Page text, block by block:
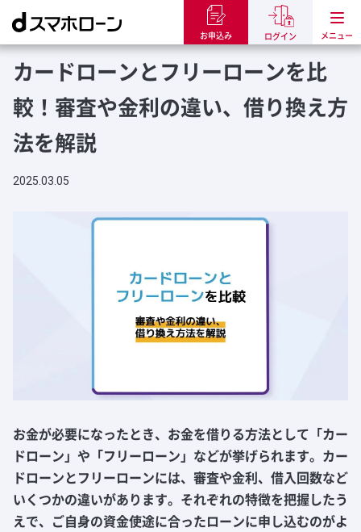
お申込み ログイン
トップ dスマホローンのお役立ち記事 カードローンとフリーローンを
カードローンとフリーローンを比
較！審査や金利の違い、借り換え方
法を解説
2025.03.05
お金が必要になったとき、お金を借りる方法として「カー
ドローン」や「フリーローン」などが挙げられます。カー
ドローンとフリーローンには、審査や金利、借入回数など
いくつかの違いがあります。それぞれの特徴を把握したう
えで、ご自身の資金使途に合ったローンに申し込むのがよ